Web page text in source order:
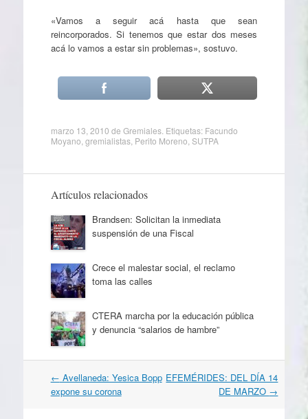
«Vamos a seguir acá hasta que sean
reincorporados. Si tenemos que estar dos meses
acá lo vamos a estar sin problemas», sostuvo.
marzo 13, 2010 de Gremiales. Etiquetas: Facundo
Moyano gremialistas, Perito Moreno SUTPA
Artículos relacionados
Brandsen: Solicitan la inmediata
suspensión de una Fiscal
Crece el malestar social, el reclamo
toma las calles
CTERA marcha por la educación pública
y denuncia “salarios de hambre”
Navegación
por
← Avellaneda: Yesica Bopp
expone su corona
EFEMÉRIDES: DEL DÍA 14
DE MARZO →